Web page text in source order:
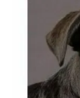
Skip to content